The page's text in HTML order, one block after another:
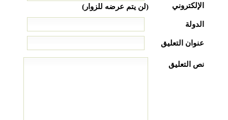
الإلكتروني
(لن يتم عرضه للزوار)
الدولة
عنوان التعليق
نص التعليق